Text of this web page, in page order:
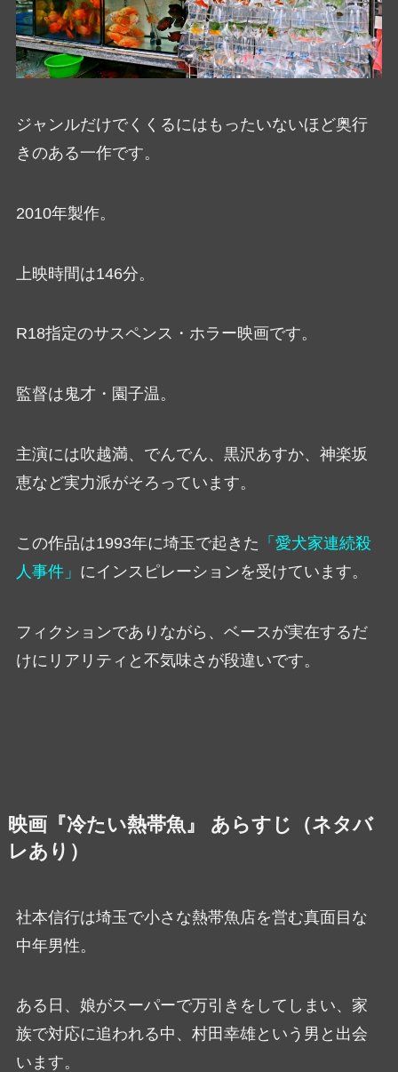
ジャンルだけでくくるにはもったいないほど奥行
きのある一作です。
2010年製作。
上映時間は146分。
R18指定のサスペンス・ホラー映画です。
監督は鬼才・園子温。
主演には吹越満、でんでん、黒沢あすか、神楽坂
恵など実力派がそろっています。
この作品は1993年に埼玉で起きた 「愛犬家連続殺
人事件」 にインスピレーションを受けています。
フィクションでありながら、ベースが実在するだ
けにリアリティと不気味さが段違いです。
映画『冷たい熱帯魚』 あらすじ（ネタバ
レあり）
社本信行は埼玉で小さな熱帯魚店を営む真面目な
中年男性。
ある日、娘がスーパーで万引きをしてしまい、家
族で対応に追われる中、村田幸雄という男と出会
います。